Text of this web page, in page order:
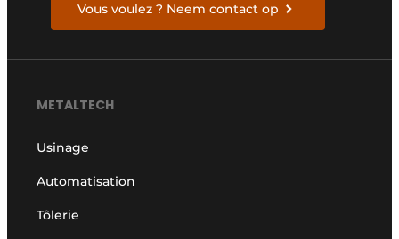
Vous voulez ? Neem contact op
METALTECH
Usinage
Automatisation
Tôlerie